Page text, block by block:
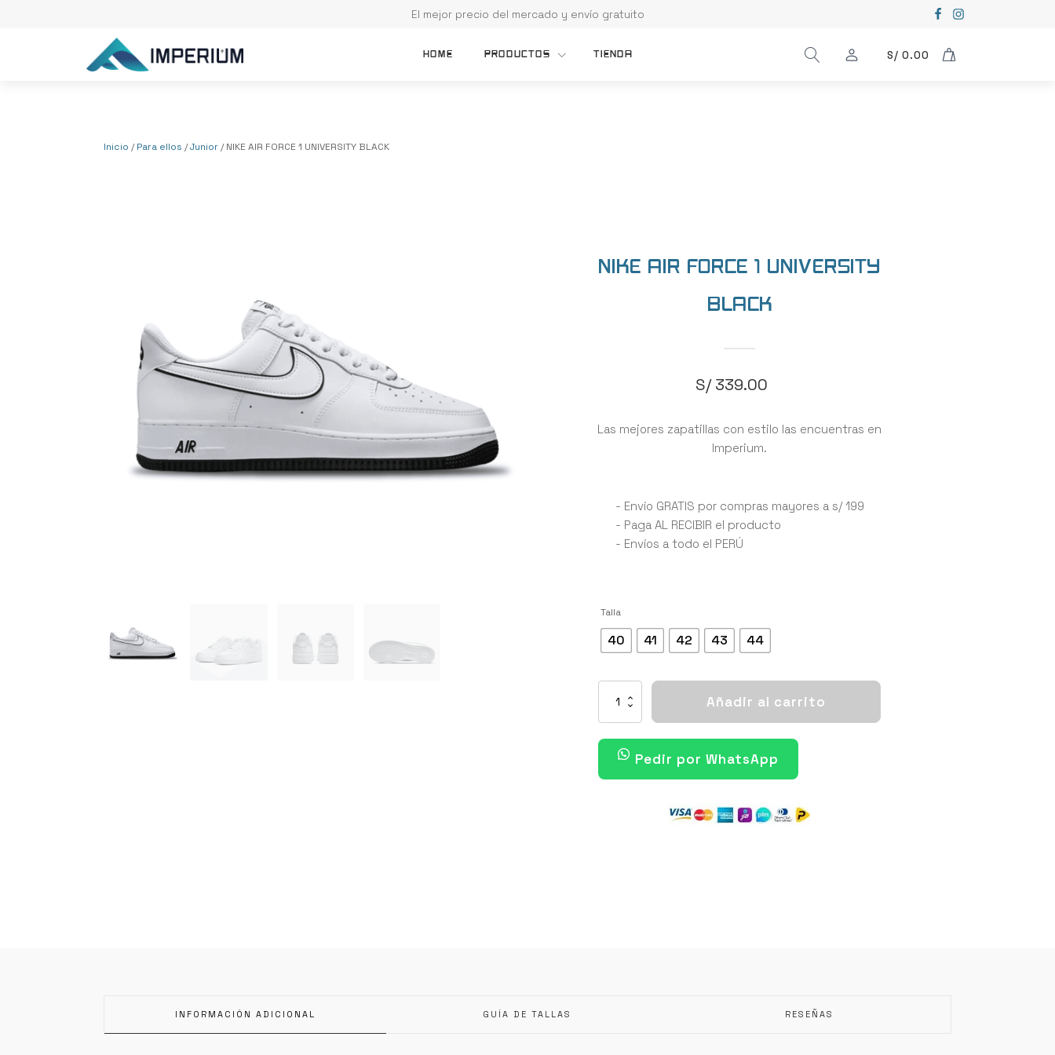
El mejor precio del mercado y envío gratuito
HOME PRODUCTOS TIENDA S/ 0.00
Inicio /Para ellos /Junior / NIKE AIR FORCE 1 UNIVERSITY BLACK
NIKE AIR FORCE 1 UNIVERSITY
BLACK
S/339.00
Las mejores zapatillas con estilo las encuentras en
Imperium.
- Envío GRATIS por compras mayores a s/ 199
- Paga AL RECIBIR el producto
- Envíos a todo el PERÚ
Talla
40 41 42 43 44
FORCE
1
UNIVERSITY
cantidad
Añadir al carrito
Pedir por WhatsApp
INFORMACIÓN ADICIONAL GUÍA DE TALLAS RESEÑAS